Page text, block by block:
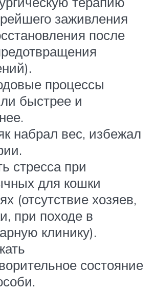
заживления
после
процессы
быстрее и
набрал вес, избежал
стресса при
для кошки
(отсутствие хозяев,
при походе в
клинику).
состояние